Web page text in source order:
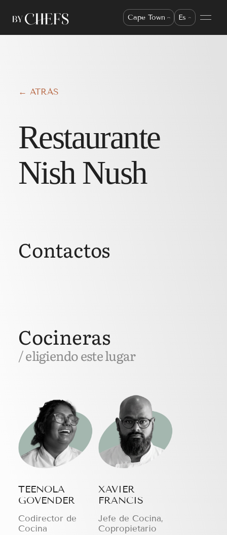
Cape Town Es
← ATRÁS
Restaurante
Nish Nush
Cocineras
/ eligiendo este lugar
TEENOLA
GOVENDER
Codirector de
Cocina
XAVIER
FRANCIS
Jefe de Cocina,
Copropietario
Contactos